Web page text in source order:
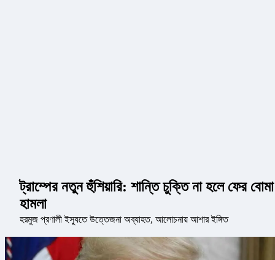
ট্রাম্পের নতুন হুঁশিয়ারি: শান্তি চুক্তি না হলে ফের বোমা
হামলা
হরমুজ প্রণালী ইস্যুতে উত্তেজনা অব্যাহত, আলোচনায় আশার ইঙ্গিত